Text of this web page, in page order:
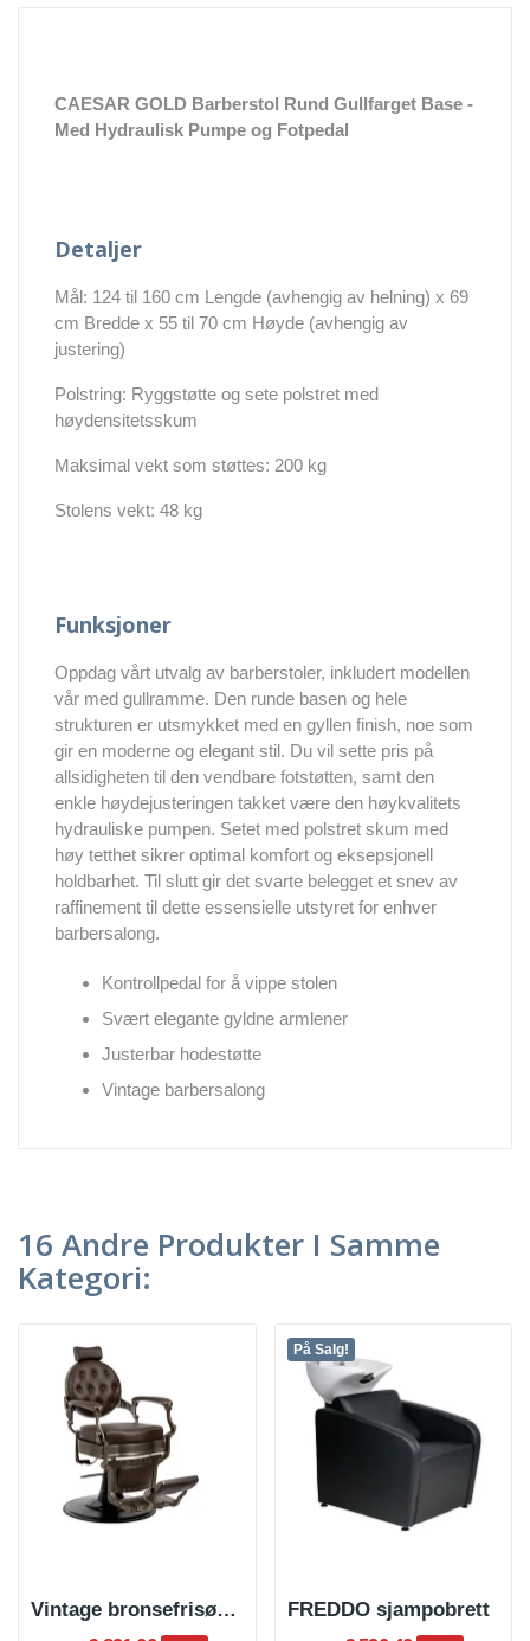
CAESAR GOLD Barberstol Rund Gullfarget Base -
Med Hydraulisk Pumpe og Fotpedal
Detaljer
Mål: 124 til 160 cm Lengde (avhengig av helning) x 69
cm Bredde x 55 til 70 cm Høyde (avhengig av
justering)
Polstring: Ryggstøtte og sete polstret med
høydensitetsskum
Maksimal vekt som støttes: 200 kg
Stolens vekt: 48 kg
Funksjoner
Oppdag vårt utvalg av barberstoler, inkludert modellen
vår med gullramme. Den runde basen og hele
strukturen er utsmykket med en gyllen finish, noe som
gir en moderne og elegant stil. Du vil sette pris på
allsidigheten til den vendbare fotstøtten, samt den
enkle høydejusteringen takket være den høykvalitets
hydrauliske pumpen. Setet med polstret skum med
høy tetthet sikrer optimal komfort og eksepsjonell
holdbarhet. Til slutt gir det svarte belegget et snev av
raffinement til dette essensielle utstyret for enhver
barbersalong.
Kontrollpedal for å vippe stolen
Svært elegante gyldne armlener
Justerbar hodestøtte
Vintage barbersalong
16 Andre Produkter I Samme
Kategori:
Vintage bronsefrisørstol
På Salg!
FREDDO sjampobrett